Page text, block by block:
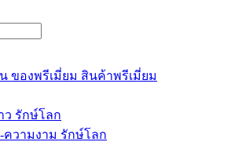
ของพรีเมี่ยม สินค้าพรีเมี่ยม
ว รักษ์โลก
วามงาม รักษ์โลก